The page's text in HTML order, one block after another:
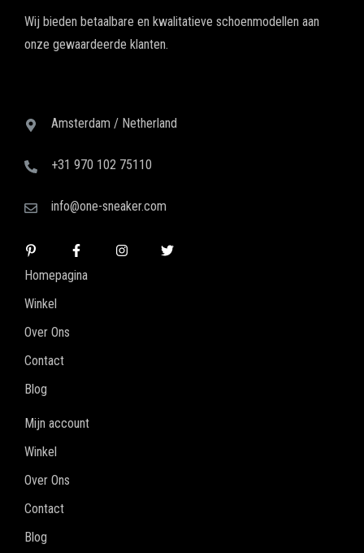
Wij bieden betaalbare en kwalitatieve schoenmodellen aan
onze gewaardeerde klanten.
Amsterdam / Netherland
+31 970 102 75110
info@one-sneaker.com
Homepagina
Winkel
Over Ons
Contact
Blog
Mijn account
Winkel
Over Ons
Contact
Blog